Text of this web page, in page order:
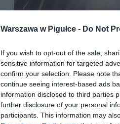
Warszawa w Pigułce - Do Not
If you wish to opt-out of the sale,
sensitive information for targeted
confirm your selection. Please note
continue seeing interest-based ads
information disclosed to third parties
further disclosure of your personal
participants. This information may